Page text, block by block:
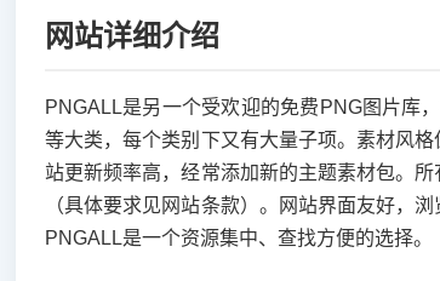
网站详细介绍
PNGALL是另一个受欢迎的免费PNG图片库
等大类，每个类别下又有大量子项。素材风
站更新频率高，经常添加新的主题素材包。
（具体要求见网站条款）。网站界面友好，
PNGALL是一个资源集中、查找方便的选择。